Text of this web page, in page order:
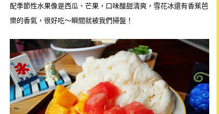
配季節性水果像是西瓜、芒果，口味酸甜清爽，雪花冰還有香蕉芭
樂的香氣，很好吃～瞬間就被我們掃盤！